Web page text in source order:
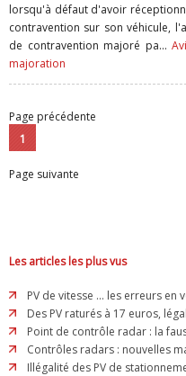
lorsqu'à défaut d'avoir
contravention sur son véhicule,
de contravention majoré pa...
majoration
Page précédente
1
Page suivante
Les articles les plus vus
PV de vitesse ... les erreurs en
Des PV raturés à 17 euros,
Point de contrôle radar : la
Contrôles radars : nouvelles
Illégalité des PV de